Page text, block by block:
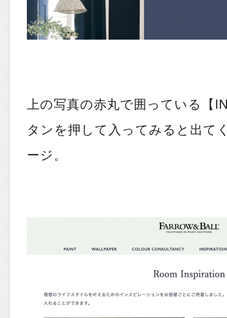
上の写真の赤丸で囲っている【
タンを押して入ってみると出て
ージ。